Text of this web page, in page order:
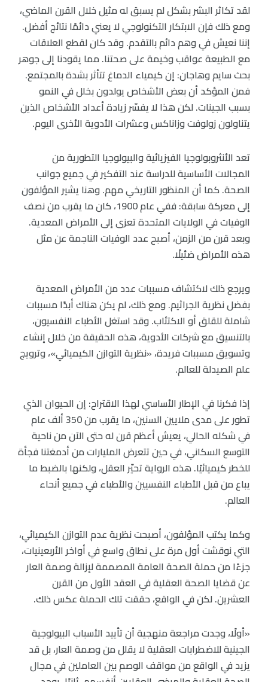
لقد تكاثر البشر بشكل لم يسبق له مثيل خلال القرن الماضي،
ومع ذلك فإن الابتكار التكنولوجي لا يعني دائمًا نتائج أفضل.
إننا نعيش في وهم دائم بالتقدم. وقد كان لقطع العلاقات
مع الطبيعة عواقب وخيمة على صحتنا. مما يقودنا إلى جوهر
بحث سايم وهاجان: إن كيمياء الدماغ تتأثر بشدة بالمجتمع.
فمن المؤكد أن بعض الأشخاص يولدون بخلل في النمو
بسبب الجينات. لكن هذا لا يفسّر زيادة أعداد الأشخاص الذين
يتناولون زولوفت وزاناكس وعشرات الأدوية الأخرى اليوم.
تعد الأنثروبولوجيا الفيزيائية والبيولوجيا التطورية من
المجالات الأساسية للدراسة عند التفكير في جميع جوانب
الصحة. كما أن المنظور التاريخي مهم. وهنا يشير المؤلفون
إلى معركة سابقة: ففي عام 1900، كان ما يقرب من نصف
الوفيات في الولايات المتحدة تعزى إلى الأمراض المعدية.
وبعد قرن من الزمن، أصبح عدد الوفيات الناجمة عن مثل
هذه الأمراض ضئيلًا.
ويرجع ذلك لاكتشاف مسببات عدد من الأمراض المعدية
بفضل نظرية الجراثيم. ومع ذلك، لم يكن هناك أبدًا مسببات
شاملة للقلق أو الاكتئاب. وقد استغل الأطباء النفسيون،
بالتنسيق مع شركات الأدوية، هذه الحقيقة من خلال إنشاء
وتسويق مسببات فريدة، «نظرية التوازن الكيميائي»، وترويج
علم الصيدلة للعالم.
إذا فكرنا في الإطار الأساسي لهذا الاقتراح: إن الحيوان الذي
تطور على مدى ملايين السنين، ما يقرب من 350 ألف عام
في شكله الحالي، يعيش أعظم قرن له حتى الآن من ناحية
التوسع السكاني، في حين تتعرض المليارات من أدمغتنا فجأة
للخطر كيميائيًا. هذه الرواية تحيّر العقل، ولكنها بالضبط ما
يباع من قبل الأطباء النفسيين والأطباء في جميع أنحاء
العالم.
وكما يكتب المؤلفون، أصبحت نظرية عدم التوازن الكيميائي،
التي نوقشت أول مرة على نطاق واسع في أواخر الأربعينيات،
جزءًا من حملة الصحة العامة المصممة لإزالة وصمة العار
عن قضايا الصحة العقلية في العقد الأول من القرن
العشرين. لكن في الواقع، حققت تلك الحملة عكس ذلك.
«أولًا، وجدت مراجعة منهجية أن تأييد الأسباب البيولوجية
الجينية للاضطرابات العقلية لا يقلل من وصمة العار، بل قد
يزيد في الواقع من مواقف الوصم بين العاملين في مجال